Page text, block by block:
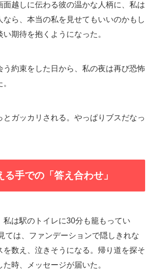
面越しに伝わる彼の温かな人柄に、私は
なら、本当の私を見せてもいいのかもし
期待を抱くようになった。
う約束をした日から、私の夜は再び恐怖
とガッカリされる。やっぱりブスだなっ
る手での「答え合わせ」
私は駅のトイレに30分も籠もってい
ては、ファンデーションで隠しきれな
を数え、泣きそうになる。帰り道を探そ
た時、メッセージが届いた。